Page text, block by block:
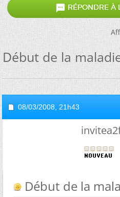
 RÉPONDRE À
Début de la
08/03/2008, 21h43
Début de la